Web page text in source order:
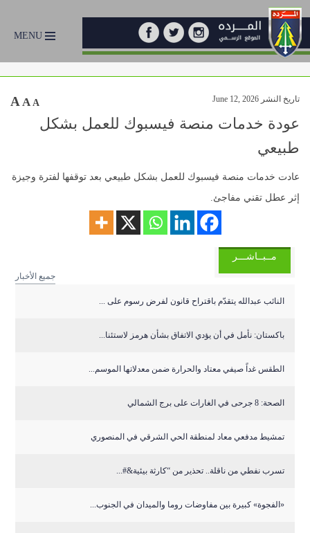
MENU
تاريخ النشر June 12, 2026 A A A
عودة خدمات منصة فيسبوك للعمل بشكل
طبيعي
عادت خدمات منصة فيسبوك للعمل بشكل طبيعي بعد توقفها لفترة وجيزة
إثر عطل تقني مفاجئ.
مــبــاشـــر
جميع الأخبار
النائب عبدالله يتقدّم باقتراح قانون لفرض رسوم على ...
باكستان: نأمل في أن يؤدي الاتفاق بشأن هرمز لاستئنا...
الطقس غداً صيفي معتاد والحرارة ضمن معدلاتها الموسم...
الصحة: 8 جرحى في الغارات على برج الشمالي
تمشيط مدفعي معاد لمنطقة الحي الشرقي في المنصوري
تسرب نفطي من ناقلة.. تحذير من “كارثة بيئية&#...
«الفجوة» كبيرة بين مفاوضات روما والميدان في الجنوب...